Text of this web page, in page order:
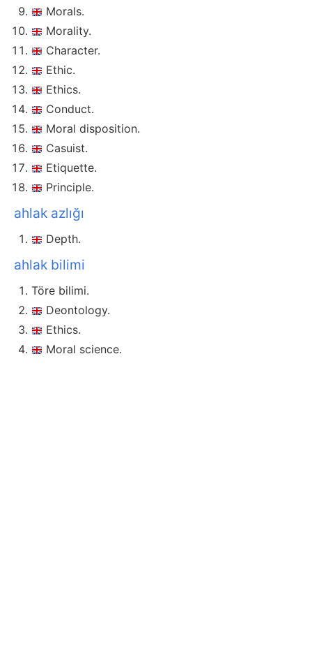
Morals.
Morality.
Character.
Ethic.
Ethics.
Conduct.
Moral disposition.
Casuist.
Etiquette.
Principle.
ahlak azlığı
Depth.
ahlak bilimi
Töre bilimi.
Deontology.
Ethics.
Moral science.